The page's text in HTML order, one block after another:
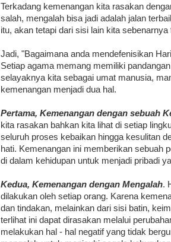
Terkadang kemenangan kita rasakan
salah, mengalah bisa jadi adalah jalan
itu, akan tetapi dari sisi lain kita
Jadi, "Bagaimana anda mendefenisikan
Setiap agama memang memiliki
selayaknya kita sebagai umat manusia,
kemenangan menjadi dua hal.
Pertama, Kemenangan dengan sebuah
kita rasakan bahkan kita lihat di setiap
seluruh proses kebaikan hingga kesulitan
hati. Kemenangan ini memberikan sebuah
di dalam kehidupan untuk menjadi pribadi
Kedua, Kemenangan dengan Mengalah.
dilakukan oleh setiap orang. Karena
dan tindakan, melainkan dari sisi batin,
terlihat ini dapat dirasakan melalui
melakukan hal - hal negatif yang tidak